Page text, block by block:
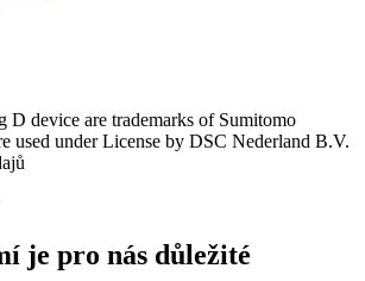
D device are trademarks of Sumitomo
used under License by DSC Nederland B.V.
je pro nás důležité